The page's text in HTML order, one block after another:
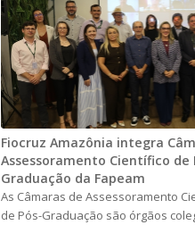
Fiocruz Amazônia integra
Assessoramento Científico de
Graduação da Fapeam
As Câmaras de Assessoramento
de Pós-Graduação são órgãos